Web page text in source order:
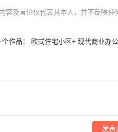
容及言论仅代表其本人，并不反映任
作品： 欧式住宅小区+ 现代商业办
发表